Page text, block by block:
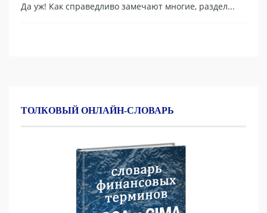
Да уж! Как справедливо замечают многие, раздел...
ТОЛКОВЫЙ ОНЛАЙН-СЛОВАРЬ